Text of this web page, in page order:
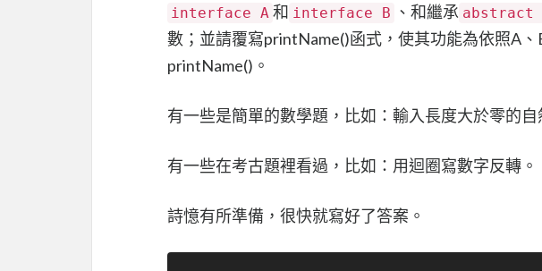
interface A 和 interface B 、和繼承 abstract
數；並請覆寫printName()函式，使其功能為依照A
printName()。
有一些是簡單的數學題，比如：輸入長度大於零的
有一些在考古題裡看過，比如：用迴圈寫數字反轉。
詩憶有所準備，很快就寫好了答案。